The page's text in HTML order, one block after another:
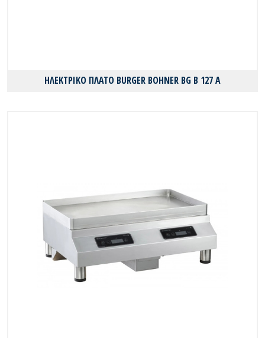
ΗΛΕΚΤΡΙΚΟ ΠΛΑΤΟ BURGER BOHNER BG B 127 A